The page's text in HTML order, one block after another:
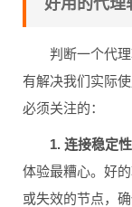
好用的代理
判断一个代
有解决我们实际
必须关注的：
1. 连接稳定性
体验最糟心。好
或失效的节点，